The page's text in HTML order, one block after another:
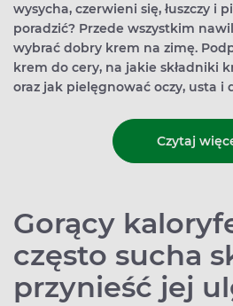
wysycha, czerwieni się, łuszczy i
poradzić? Przede wszystkim
wybrać dobry krem na zimę.
krem do cery, na jakie składniki
oraz jak pielęgnować oczy, usta i
Czytaj
Gorący
często sucha
przynieść jej